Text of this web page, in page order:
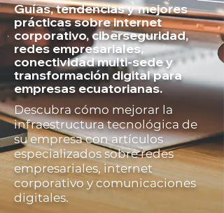
Guías, tendencias y mejores
prácticas sobre internet
corporativo, ciberseguridad,
redes empresariales,
conectividad multi-sede y
transformación digital para
empresas ecuatorianas.
Descubra cómo mejorar la
infraestructura tecnológica de
su empresa con artículos
especializados sobre redes
empresariales, internet
corporativo y comunicaciones
digitales.